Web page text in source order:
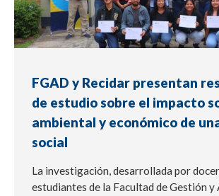
FGAD y Recidar presentan
de estudio sobre el impacto
ambiental y económico de
social
La investigación, desarrollada por
estudiantes de la Facultad de Gestión y